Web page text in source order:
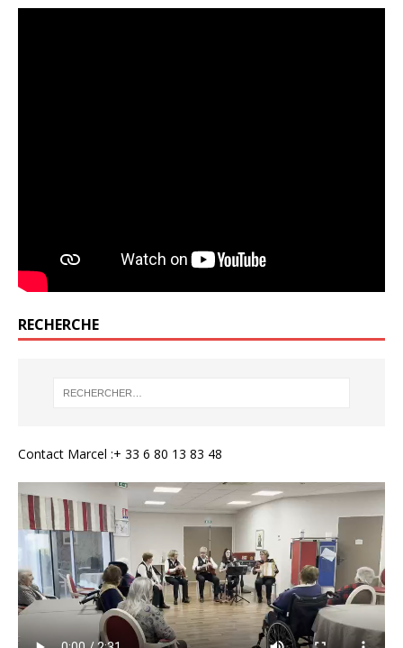
RECHERCHE
Contact Marcel :+ 33 6 80 13 83 48